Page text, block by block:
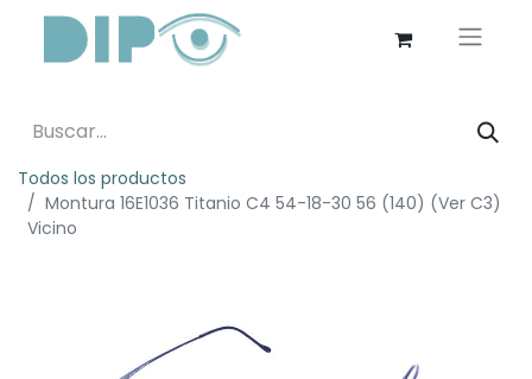
Todos los productos
Montura 16E1036 Titanio C4 54-18-30 56 (140) (Ver C3)
Vicino